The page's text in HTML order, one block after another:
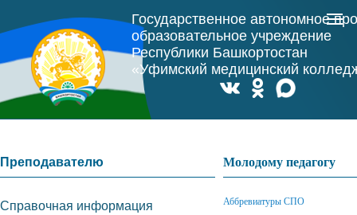
Государственное автономное
образовательное учреждение
Республики Башкортостан
«Уфимский медицинский
Молодому педагогу
Аббревиатуры СПО
Преподавателю
Справочная информация